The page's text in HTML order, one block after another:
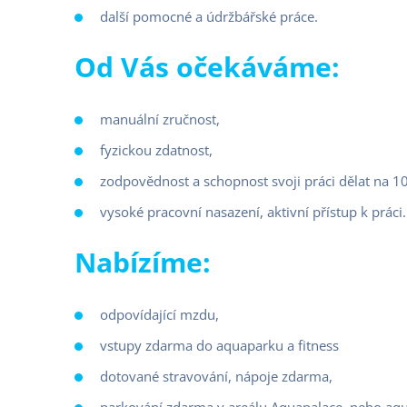
další pomocné a údržbářské práce.
Od Vás očekáváme:
manuální zručnost,
fyzickou zdatnost,
zodpovědnost a schopnost svoji práci dělat na
vysoké pracovní nasazení, aktivní přístup k práci.
Nabízíme:
odpovídající mzdu,
vstupy zdarma do aquaparku a fitness
dotované stravování, nápoje zdarma,